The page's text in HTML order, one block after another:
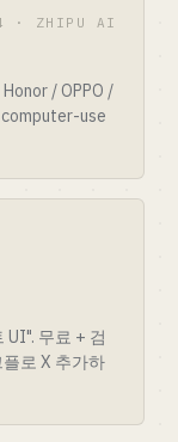
· ZHIPU AI
/ OPPO /
use
무료 + 검
로 X 추가하